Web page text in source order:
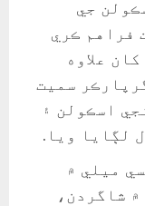
جي
فراهم ڪري
علاوه
سميت
اسڪولن ۽
لڳايا ويا.
ميلي ۾
شاگردن،